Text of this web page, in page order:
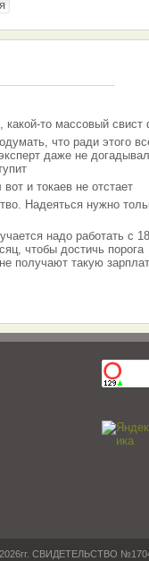
какой-то массовый свист
что ради этого
даже не
и токаев не отстает
Надеяться нужно
надо работать с
чтобы достичь порога
получают такую
2026гг. СВИДЕТЕЛЬСТВО